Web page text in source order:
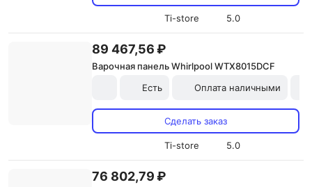
Ti-store 5.0
89 467,56 ₽
Варочная панель Whirlpool WTX8015DCF
Есть
Оплата наличными
Сделать заказ
Ti-store 5.0
76 802,79 ₽